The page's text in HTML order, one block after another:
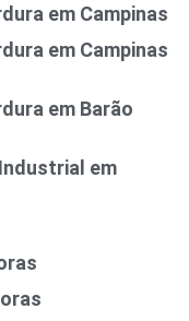
em Campinas
em Campinas
em Barão
em